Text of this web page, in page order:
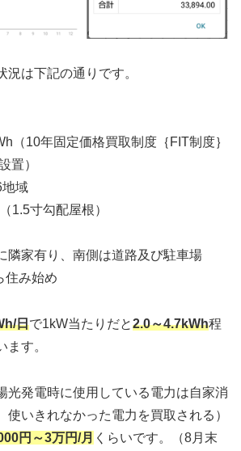
況は下記の通りです。
（10年固定価格買取制度｛FIT制度｝
置）
域
1.5寸勾配屋根）
隣家有り、南側は道路及び駐車場
住み始め
日で1kW当たりだと2.0～4.7kWh程
ます。
光発電時に使用している電力は自家消
使いきれなかった電力を買取される）
円～3万円/月 くらいです。（8月末